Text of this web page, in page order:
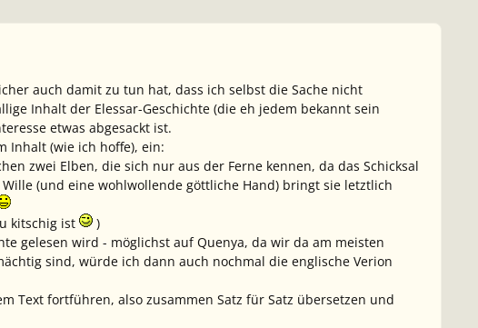
auch damit zu tun hat, dass ich selbst die Sache nicht
Inhalt der Elessar-Geschichte (die eh jedem bekannt sein
etwas abgesackt ist.
Inhalt (wie ich hoffe), ein:
zwei Elben, die sich nur aus der Ferne kennen, da das Schicksal
(und eine wohlwollende göttliche Hand) bringt sie letztlich
kitschig ist
)
gelesen wird - möglichst auf Quenya, da wir da am meisten
sind, würde ich dann auch nochmal die englische Verion
Text fortführen, also zusammen Satz für Satz übersetzen und